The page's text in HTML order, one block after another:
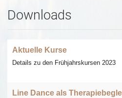
Line Dance
Tänze
Kurse
Downloads
Aktuelle Kurse
Details zu den Frühjahrskursen 2023
Line Dance als